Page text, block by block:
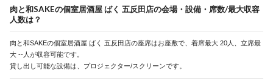
肉と和SAKEの個室居酒屋 ばく 五反田店の会場・設備・席数/最大収容
人数は？
肉と和SAKEの個室居酒屋 ばく 五反田店の座席はお座敷で、着席最大 20人、立席最
大 --人が収容可能です。
貸し出し可能な設備は、プロジェクター/スクリーンです。